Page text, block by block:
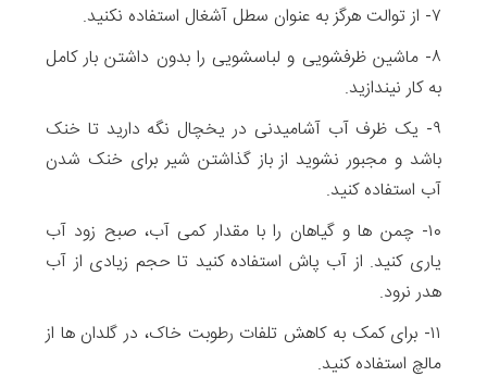
۷- از توالت هرگز به عنوان سطل آشغال استفاده نکنید.
۸- ماشین ظرفشویی و لباسشویی را بدون داشتن بار کامل
به کار نیندازید.
۹- یک ظرف آب آشامیدنی در یخچال نگه دارید تا خنک
باشد و مجبور نشوید از باز گذاشتن شیر برای خنک شدن
آب استفاده کنید.
۱۰- چمن ها و گیاهان را با مقدار کمی آب، صبح زود آب
یاری کنید. از آب پاش استفاده کنید تا حجم زیادی از آب
هدر نرود.
۱۱- برای کمک به کاهش تلفات رطوبت خاک، در گلدان ها از
مالچ استفاده کنید.